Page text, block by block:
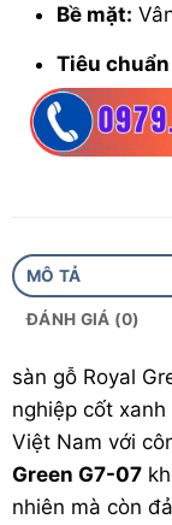
Bề mặt:
Tiêu
Hèm khóa:
Quy cách
Xuất xứ :
MÔ TẢ
ĐÁNH GIÁ (0)
sàn gỗ Royal
nghiệp cốt xanh
Việt Nam với
Green G7-07
nhiên mà còn